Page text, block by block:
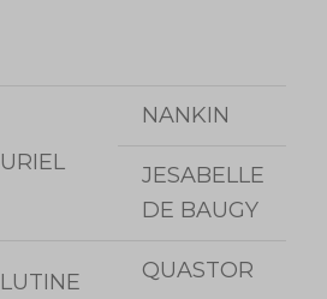
URIEL
NANKIN
JESABELLE
DE BAUGY
LUTINE
QUASTOR